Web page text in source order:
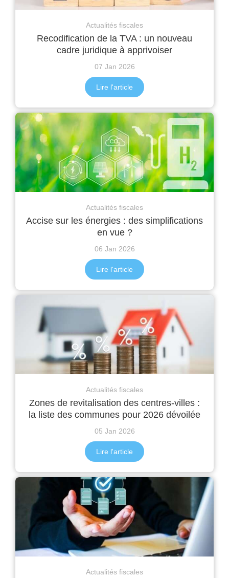
Actualités fiscales
Recodification de la TVA : un nouveau
cadre juridique à apprivoiser
07 Jan 2026
Lire l'article
Actualités fiscales
Accise sur les énergies : des simplifications
en vue ?
06 Jan 2026
Lire l'article
Actualités fiscales
Zones de revitalisation des centres-villes :
la liste des communes pour 2026 dévoilée
05 Jan 2026
Lire l'article
Actualités fiscales